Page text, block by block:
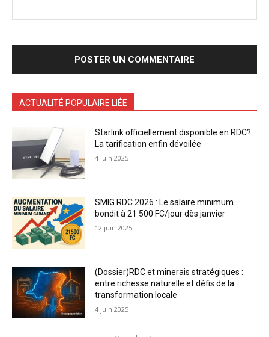
ACTUALITÉ POPULAIRE LIÉE
Starlink officiellement disponible en RDC?
La tarification enfin dévoilée
4 juin 2025
SMIG RDC 2026 : Le salaire minimum
bondit à 21 500 FC/jour dès janvier
12 juin 2025
(Dossier)RDC et minerais stratégiques :
entre richesse naturelle et défis de la
transformation locale
4 juin 2025